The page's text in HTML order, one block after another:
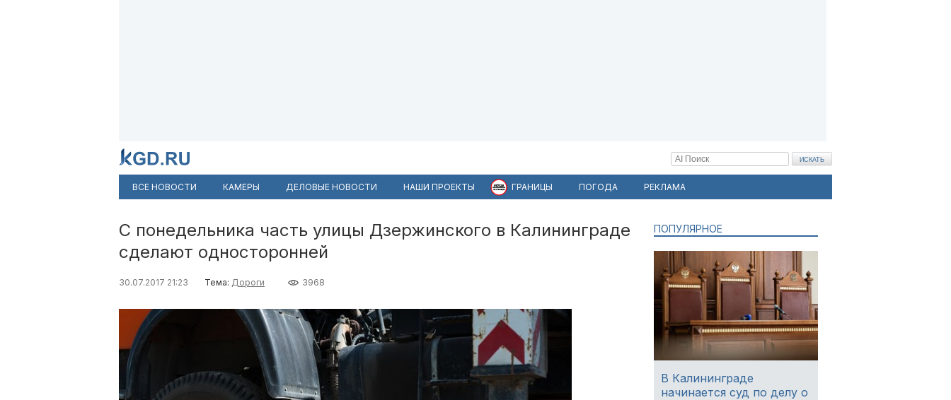
ВСЕ НОВОСТИ КАМЕРЫ ДЕЛОВЫЕ НОВОСТИ НАШИ ПРОЕКТЫ ГРАНИЦЫ ПОГОДА РЕКЛАМА
С понедельника часть улицы Дзержинского в Калининграде
сделают односторонней
30.07.2017 21:23 Тема: Дороги 3968
ПОПУЛЯРНОЕ
В Калининграде
начинается суд по делу о